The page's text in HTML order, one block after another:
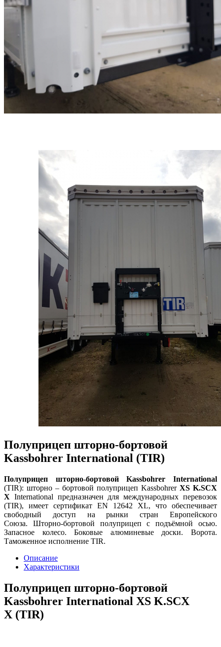
Полуприцеп шторно-бортовой
Kassbohrer International (TIR)
Полуприцеп шторно-бортовой Kassbohrer International
(TIR): шторно – бортовой полуприцеп Kassbohrer XS K.SCX
X International предназначен для международных перевозок
(TIR), имеет сертификат EN 12642 XL, что обеспечивает
свободный доступ на рынки стран Европейского
Союза. Шторно-бортовой полуприцеп с подъёмной осью.
Запасное колесо. Боковые алюминевые доски. Ворота.
Таможенное исполнение TIR.
Описание
Характеристики
Полуприцеп шторно-бортовой
Kassbohrer International XS K.SCX
X (TIR)